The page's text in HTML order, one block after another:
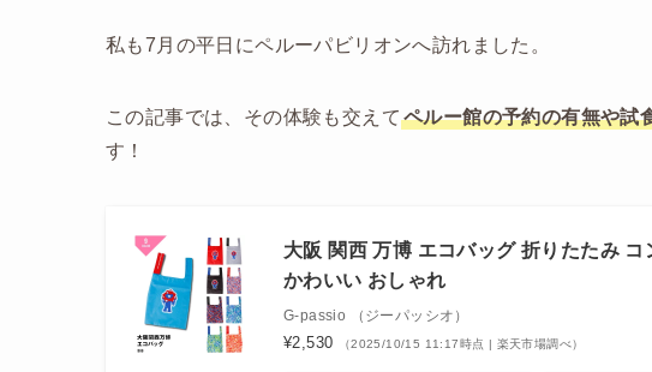
私も7月の平日にペルーパビリオンへ訪れました。
この記事では、その体験も交えて ペルー館の予約の有無や試
す！
大阪 関西 万博 エコバッグ 折りたたみ
かわいい おしゃれ
G-passio （ジーパッシオ）
¥2,530 （2025/10/15 11:17時点 | 楽天市場調べ）